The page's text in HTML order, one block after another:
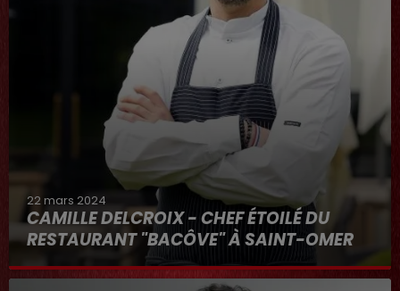
22 mars 2024
CAMILLE DELCROIX - CHEF ÉTOILÉ DU
RESTAURANT "BACÔVE" À SAINT-OMER
Au micro d'Hervé dans "RDL ET VOUS"